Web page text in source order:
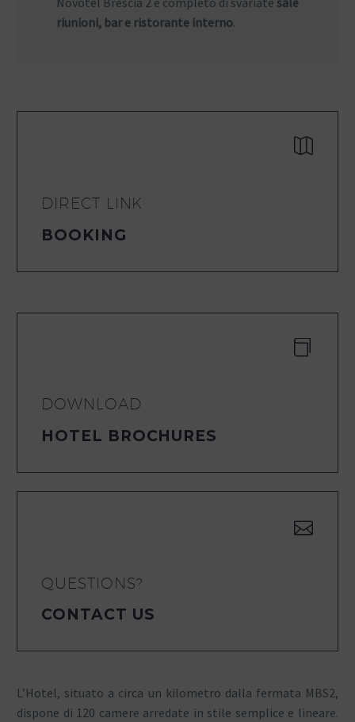
riunioni, bar e ristorante interno.


DIRECT LINK
BOOKING


DOWNLOAD
HOTEL BROCHURES


QUESTIONS?
CONTACT US
L’Hotel, situato a circa un kilometro dalla fermata MBS2,
dispone di 120 camere arredate in stile semplice e lineare.